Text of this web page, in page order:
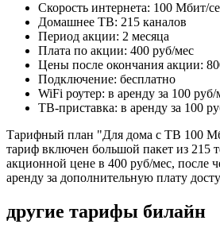
Скорость интернета: 100 Мбит/
Домашнее ТВ: 215 каналов
Период акции: 2 месяца
Плата по акции: 400 руб/мес
Цены после окончания акции:
Подключение: бесплатно
WiFi роутер: в аренду за 100 руб/
ТВ-приставка: в аренду за 100
Тарифный план "Для дома с ТВ 100
тариф включен большой пакет из 215
акционной цене в 400 руб/мес, после
аренду за дополнительную плату
другие тарифы билайн